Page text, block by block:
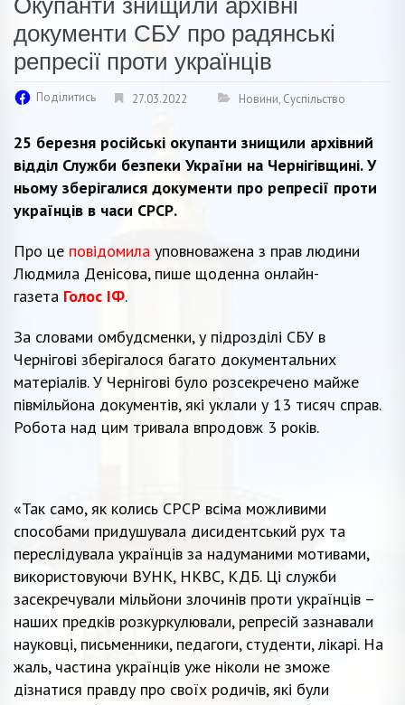
документи СБУ про радянські
репресії проти українців
Поділитись 27.03.2022 Новини, Суспільство
25 березня російські окупанти знищили архівний
відділ Служби безпеки України на Чернігівщині. У
ньому зберігалися документи про репресії проти
українців в часи СРСР.
Про це повідомила уповноважена з прав людини
Людмила Денісова, пише щоденна онлайн-
газета Голос ІФ.
За словами омбудсменки, у підрозділі СБУ в
Чернігові зберігалося багато документальних
матеріалів. У Чернігові було розсекречено майже
півмільйона документів, які уклали у 13 тисяч справ.
Робота над цим тривала впродовж 3 років.
«Так само, як колись СРСР всіма можливими
способами придушувала дисидентський рух та
переслідувала українців за надуманими мотивами,
використовуючи ВУНК, НКВС, КДБ. Ці служби
засекречували мільйони злочинів проти українців –
наших предків розкуркулювали, репресій зазнавали
науковці, письменники, педагоги, студенти, лікарі. На
жаль, частина українців уже ніколи не зможе
дізнатися правду про своїх родичів, які були